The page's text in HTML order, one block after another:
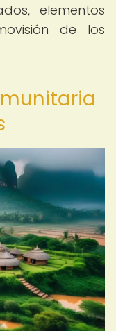
elementos
de los